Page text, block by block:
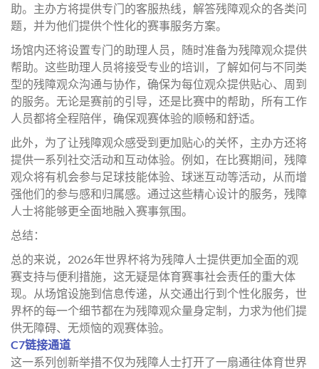
助。主办方将提供专门的客服热线，解答残障观众的各类问
题，并为他们提供个性化的赛事服务方案。
场馆内还将设置专门的助理人员，随时准备为残障观众提供
帮助。这些助理人员将接受专业的培训，了解如何与不同类
型的残障观众沟通与协作，确保为每位观众提供贴心、周到
的服务。无论是赛前的引导，还是比赛中的帮助，所有工作
人员都将全程陪伴，确保观赛体验的顺畅和舒适。
此外，为了让残障观众感受到更加贴心的关怀，主办方还将
提供一系列社交活动和互动体验。例如，在比赛期间，残障
观众将有机会参与足球技能体验、球迷互动等活动，从而增
强他们的参与感和归属感。通过这些精心设计的服务，残障
人士将能够更全面地融入赛事氛围。
总结：
总的来说，2026年世界杯将为残障人士提供更加全面的观
赛支持与便利措施，这无疑是体育赛事社会责任的重大体
现。从场馆设施到信息传递，从交通出行到个性化服务，世
界杯的每一个细节都在为残障观众量身定制，力求为他们提
供无障碍、无烦恼的观赛体验。
C7链接通道
这一系列创新举措不仅为残障人士打开了一扇通往体育世界